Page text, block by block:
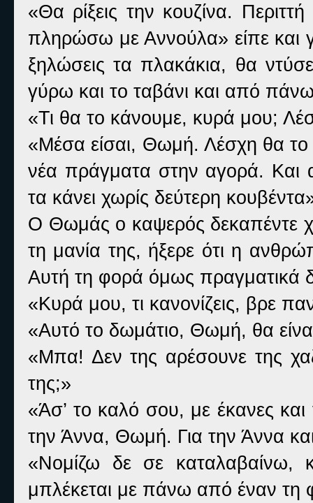
«Θα ρίξεις την κουζίνα.
πληρώσω με Αννούλα» είπε και
ξηλώσεις τα πλακάκια, θα
γύρω και το ταβάνι και από
«Τι θα το κάνουμε, κυρά μου;
«Μέσα είσαι, Θωμή. Λέσχη θα
νέα πράγματα στην αγορά. Και
τα κάνει χωρίς δεύτερη
Ο Θωμάς ο καψερός δεκαπέντε
τη μανία της, ήξερε ότι η
Αυτή τη φορά όμως πραγματικά
«Κυρά μου, τι κανονίζεις, βρε
«Αυτό το δωμάτιο, Θωμή, θα
«Μπα! Δεν της αρέσουνε της
της;»
«Άσ’ το καλό σου, με έκανες
την Άννα, Θωμή. Για την Άννα
«Νομίζω δε σε καταλαβαίνω,
μπλέκεται με πάνω από έναν τη